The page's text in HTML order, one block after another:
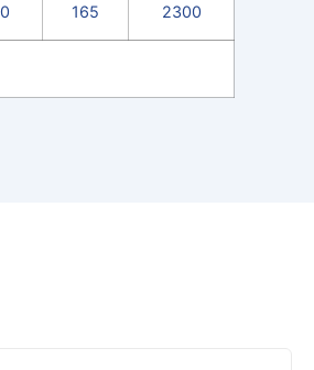
165 2300